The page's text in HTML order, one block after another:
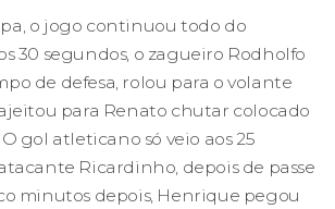
o jogo continuou todo do
30 segundos, o zagueiro Rodholfo
de defesa, rolou para o volante
para Renato chutar colocado
gol atleticano só veio aos 25
Ricardinho, depois de passe
minutos depois, Henrique pegou